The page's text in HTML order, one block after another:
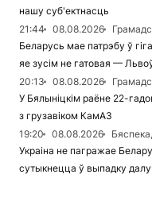
нашу суб'ектнасць
21:44
08.08.2026
Беларусь мае патрэбу ў
яе зусім не гатовая —
20:13
08.08.2026
У Бялыніцкім раёне 22-
з грузавіком КамАЗ
19:20
08.08.2026
Украіна не пагражае
сутыкнецца ў выпадку